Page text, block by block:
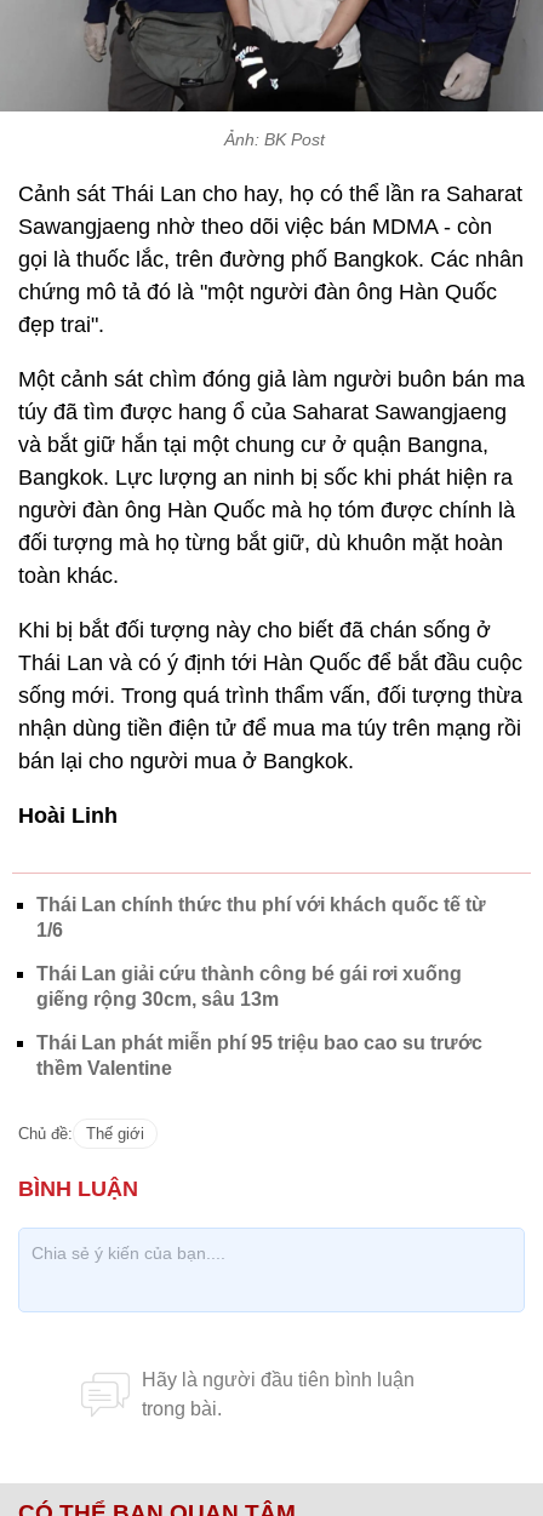
Ảnh: BK Post
Cảnh sát Thái Lan cho hay, họ có thể lần ra Saharat
Sawangjaeng nhờ theo dõi việc bán MDMA - còn
gọi là thuốc lắc, trên đường phố Bangkok. Các nhân
chứng mô tả đó là "một người đàn ông Hàn Quốc
đẹp trai".
Một cảnh sát chìm đóng giả làm người buôn bán ma
túy đã tìm được hang ổ của Saharat Sawangjaeng
và bắt giữ hắn tại một chung cư ở quận Bangna,
Bangkok. Lực lượng an ninh bị sốc khi phát hiện ra
người đàn ông Hàn Quốc mà họ tóm được chính là
đối tượng mà họ từng bắt giữ, dù khuôn mặt hoàn
toàn khác.
Khi bị bắt đối tượng này cho biết đã chán sống ở
Thái Lan và có ý định tới Hàn Quốc để bắt đầu cuộc
sống mới. Trong quá trình thẩm vấn, đối tượng thừa
nhận dùng tiền điện tử để mua ma túy trên mạng rồi
bán lại cho người mua ở Bangkok.
Hoài Linh
Thái Lan chính thức thu phí với khách quốc tế từ
1/6
Thái Lan giải cứu thành công bé gái rơi xuống
giếng rộng 30cm, sâu 13m
Thái Lan phát miễn phí 95 triệu bao cao su trước
thềm Valentine
Chủ đề: Thế giới